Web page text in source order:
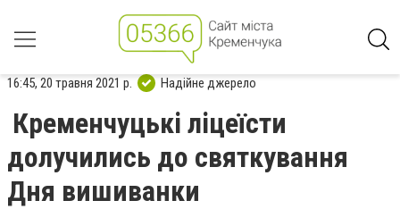
16:45, 20 травня 2021 р. Надійне джерело
Кременчуцькі ліцеїсти
долучились до святкування
Дня вишиванки